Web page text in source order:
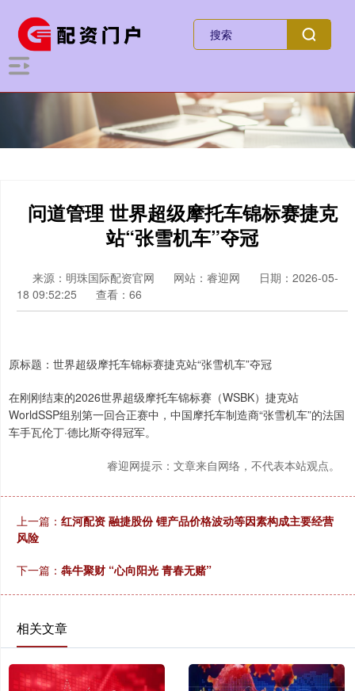
问道管理 世界超级摩托车锦标赛捷克
站“张雪机车”夺冠
来源：明珠国际配资官网 网站：睿迎网
日期：2026-05-
18 09:52:25
查看：66
原标题：世界超级摩托车锦标赛捷克站“张雪机车”夺冠
在刚刚结束的2026世界超级摩托车锦标赛（WSBK）捷克站
WorldSSP组别第一回合正赛中，中国摩托车制造商“张雪机车”的法国
车手瓦伦丁·德比斯夺得冠军。
睿迎网提示：文章来自网络，不代表本站观点。
上一篇： 红河配资 融捷股份 锂产品价格波动等因素构成主要经营
风险
下一篇： 犇牛聚财 “心向阳光 青春无赌”
相关文章